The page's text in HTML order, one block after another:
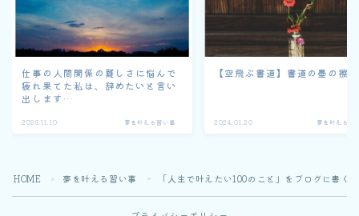
仕事の人間関係の難しさに悩んで
疲れ果てた私は、辞めたいと言い
出します…
2023.11.10 夢を叶える習い事
【空飛ぶ書道】書道の墨の擦
2024.01.20 夢を叶える習
HOME ＞ 夢を叶える習い事 ＞ 「人生で叶えたい100のこと」をブログに書く